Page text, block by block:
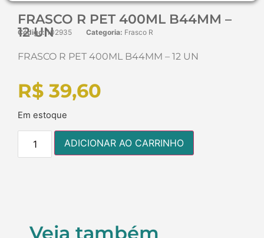
FRASCO R PET 400ML B44MM –
12 UN
Código: 102935 Categoria: Frasco R
FRASCO R PET 400ML B44MM – 12 UN
R$ 39,60
Em estoque
ADICIONAR AO CARRINHO
Veja também